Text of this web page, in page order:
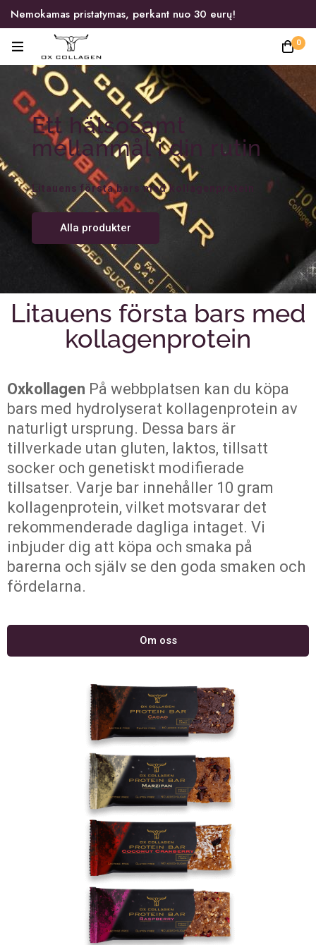
Nemokamas pristatymas, perkant nuo 30 eurų!
0
Ett hälsosamt
mellanmål i din rutin
Litauens första bars med kollagenprotein
Alla produkter
Litauens första bars med
kollagenprotein
Oxkollagen På webbplatsen kan du köpa
bars med hydrolyserat kollagenprotein av
naturligt ursprung. Dessa bars är
tillverkade utan gluten, laktos, tillsatt
socker och genetiskt modifierade
tillsatser. Varje bar innehåller 10 gram
kollagenprotein, vilket motsvarar det
rekommenderade dagliga intaget. Vi
inbjuder dig att köpa och smaka på
barerna och själv se den goda smaken och
fördelarna.
Om oss